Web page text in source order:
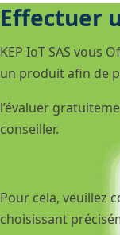
Effectuer
KEP IoT SAS vous
un produit afin de
l’évaluer
conseiller.
Pour cela, veuillez
choisissant